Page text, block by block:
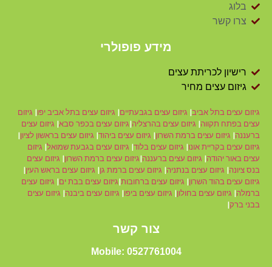
קשר
מידע פופולרי
לכריתת עצים
עצים מחיר
עצים בתל אביב|גיזום עצים בגבעתיים|גיזום עצים בתל אביב יפו| גיזום
תקווה|גיזום עצים בהרצליה גיזום עצים בכפר סבא|גיזום עצים
גיזום עצים ברמת השרון|גיזום עצים ביהוד|גיזום עצים בראשון לציון|
בקריית אונו|גיזום עצים בלוד|גיזום עצים בגבעת שמואל|גיזום
יהודה|גיזום עצים ברעננה|גיזום עצים ברמת השרון|גיזום עצים
|גיזום עצים בנתניה|גיזום עצים ברמת גן| גיזום עצים בראש העין|
בהוד השרון|גיזום עצים ברחובות גיזום עצים בבת ים|גיזום עצים
גיזום עצים בחולון|גיזום עצים ביפו |גיזום עצים ביבנה|גיזום עצים
|
צור קשר
Mobile: 0527761004